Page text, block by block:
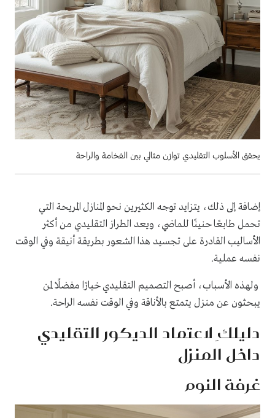
يحقق الأسلوب التقليدي توازن مثالي بين الفخامة والراحة
إضافة إلى ذلك، يتزايد توجه الكثيرين نحو المنازل المريحة التي
تحمل طابعًا حنينًا للماضي، ويعد الطراز التقليدي من أكثر
الأساليب القادرة على تجسيد هذا الشعور بطريقة أنيقة وفي الوقت
نفسه عملية.
ولهذه الأسباب، أصبح التصميم التقليدي خيارًا مفضلًا لمن
يبحثون عن منزل يتمتع بالأناقة وفي الوقت نفسه الراحة.
دليلكِ لاعتماد الديكور التقليدي
داخل المنزل
غرفة النوم